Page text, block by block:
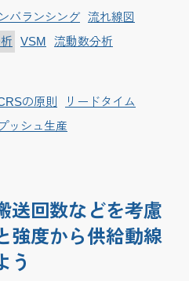
バランシング 流れ線図
VSM 流動数分析
の原則
リードタイム
ッシュ生産
送回数などを考慮
強度から供給動線
う